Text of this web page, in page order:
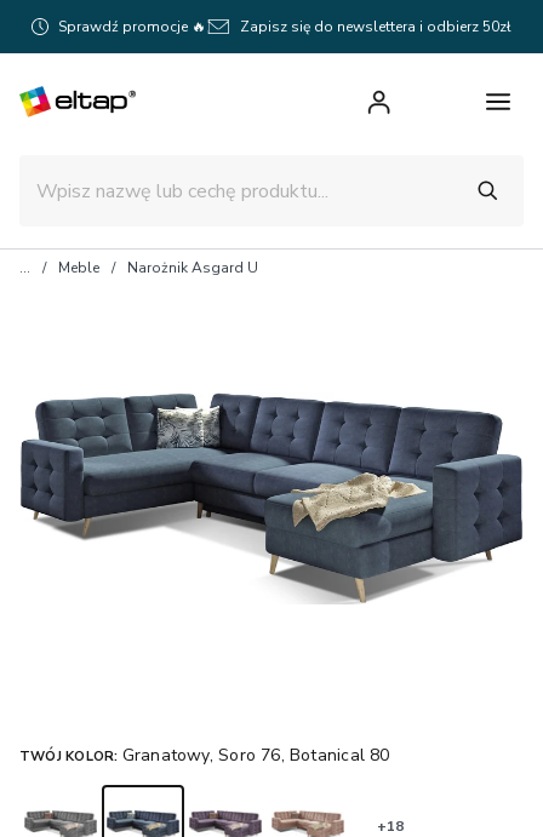
Sprawdź promocje 🔥 Zapisz się do newslettera i odbierz 50zł
Meble Narożnik Asgard U
TWÓJ KOLOR: Granatowy, Soro 76, Botanical 80
+18